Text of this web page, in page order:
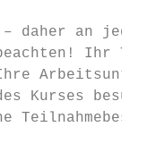
– daher an
Ihr
Ihre
Kurses